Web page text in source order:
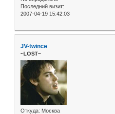
Последний визит:
2007-04-19 15:42:03
JV-twince
~LOST~
Откуда: Москва